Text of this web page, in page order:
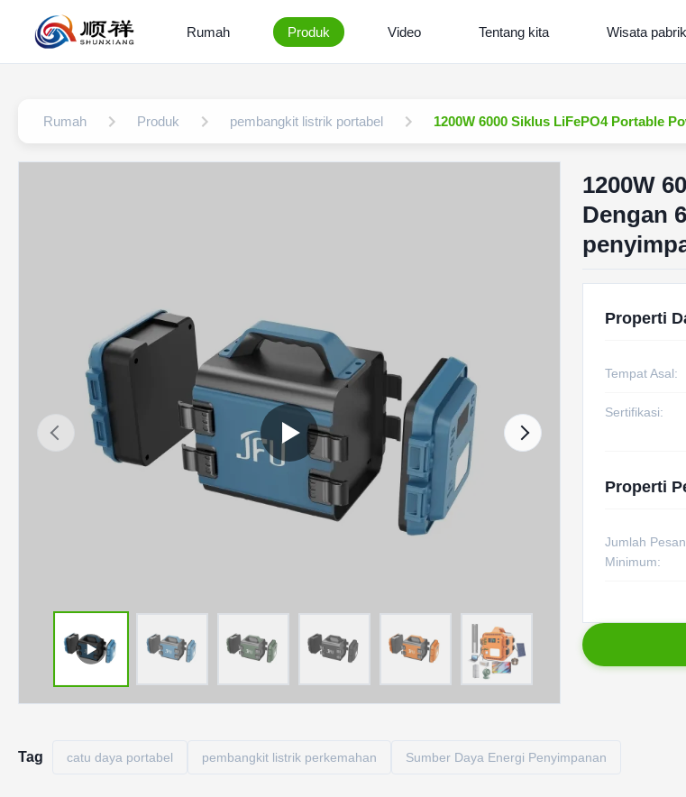
Rumah Produk Video Tentang kita Wisata pabrik
Rumah Produk pembangkit listrik portabel 1200W 6000 Siklus LiFePO4 Portable
1200W
Dengan
Properti
Tempat Asal:
Sertifikasi:
Properti
Jumlah
Minimum:
Tag catu daya portabel pembangkit listrik perkemahan Sumber Daya Energi Penyimpanan